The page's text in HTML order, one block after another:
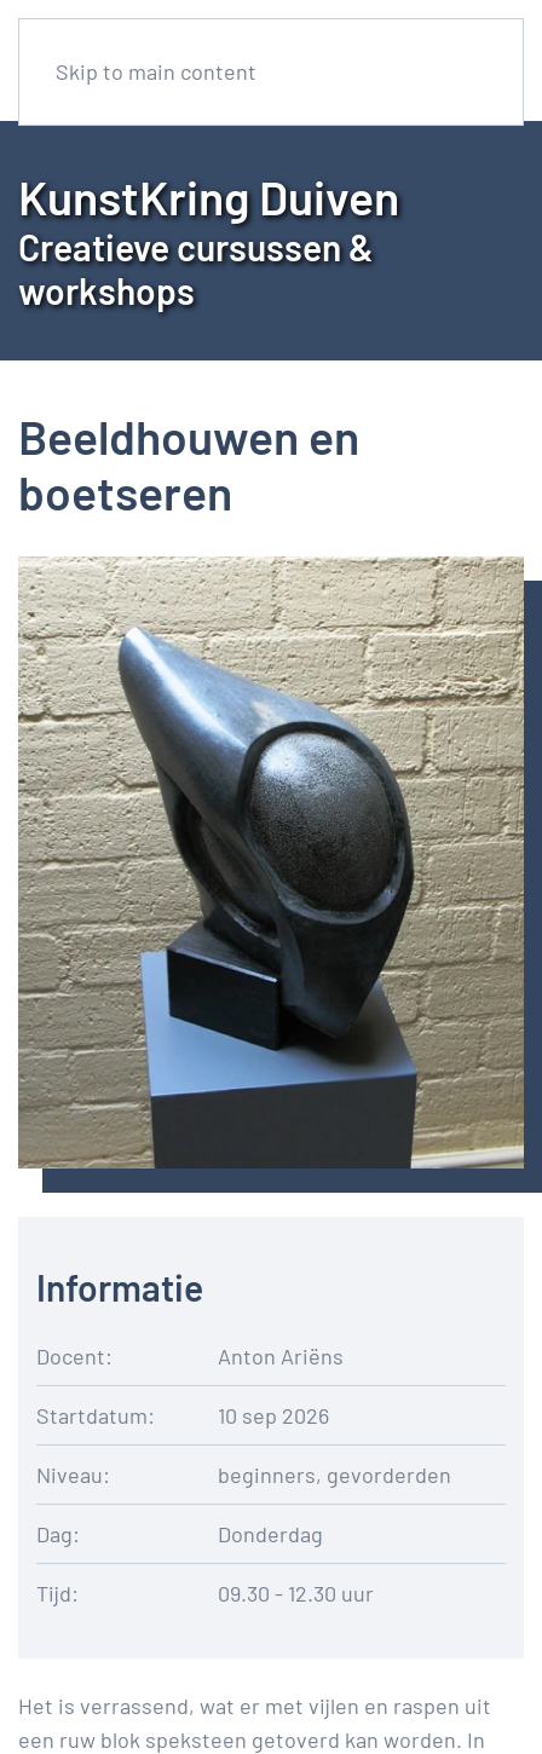
Skip to main content
KunstKring Duiven
Creatieve cursussen &
workshops
Beeldhouwen en
boetseren
Informatie
Docent: Anton Ariëns
Startdatum: 10 sep 2026
Niveau: beginners, gevorderden
Dag: Donderdag
Tijd: 09.30 - 12.30 uur
Het is verrassend, wat er met vijlen en raspen uit
een ruw blok speksteen getoverd kan worden. In